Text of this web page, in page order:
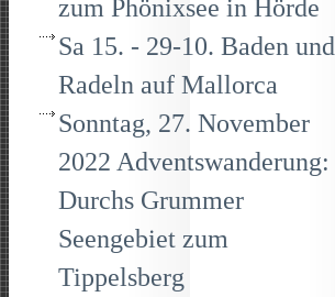
zum Phönixsee in Hörde
Sa 15. - 29-10. Baden und
Radeln auf Mallorca
Sonntag, 27. November
2022 Adventswanderung:
Durchs Grummer
Seengebiet zum
Tippelsberg